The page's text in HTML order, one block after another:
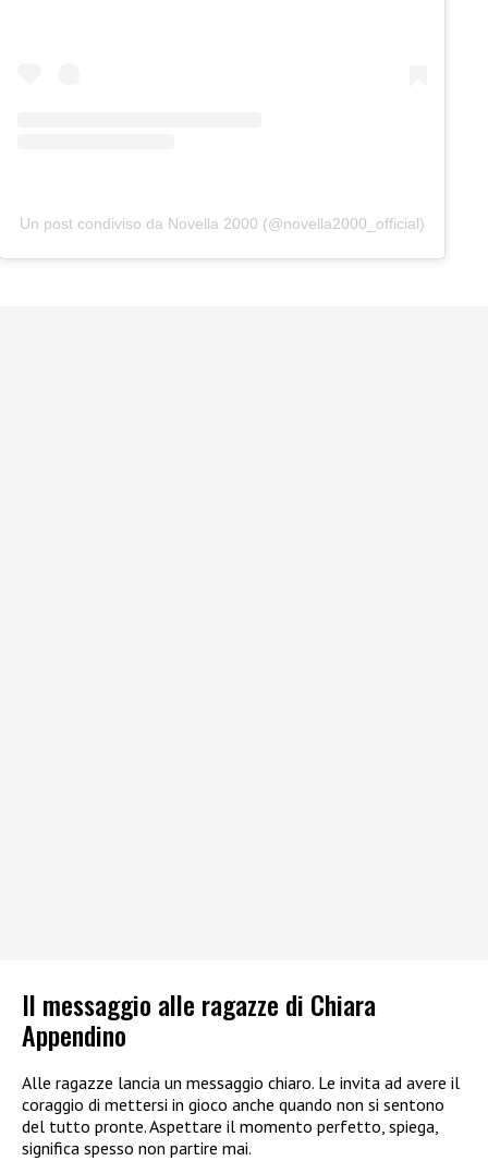
Un post condiviso da Novella 2000 (@novella2000_official)
Il messaggio alle ragazze di Chiara
Appendino
Alle ragazze lancia un messaggio chiaro. Le invita ad avere il
coraggio di mettersi in gioco anche quando non si sentono
del tutto pronte. Aspettare il momento perfetto, spiega,
significa spesso non partire mai.